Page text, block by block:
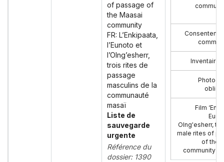
of passage of
the Maasai
community
FR: L’Enkipaata,
l’Eunoto et
l’Olng’esherr,
trois rites de
passage
masculins de la
communauté
masaï
Liste de
sauvegarde
urgente
Référence du
dossier: 1390
Inventaire
Film
Olng'esherr,
male rites of
of the
community’